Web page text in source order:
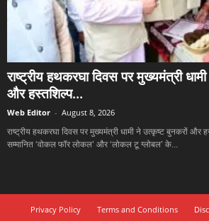
राष्ट्रीय हथकरघा दिवस पर मुख्यमंत्री
और हस्तशिल्प...
Web Editor - August 8, 2026
राष्ट्रीय हथकरघा दिवस पर मुख्यमंत्री धामी ने उत्कृष्ट बुनकरों और
सम्मानित ‘वोकल फॉर लोकल’ और ‘लोकल टू ग्लोबल’ के...
Privacy Policy Terms and Conditions